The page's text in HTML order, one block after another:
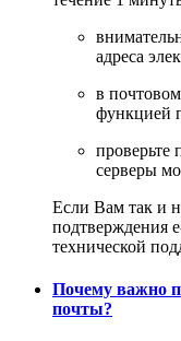
адреса
в
функцией
проверьте
серверы
Если Вам так и
подтверждения
технической
Почему важно
почты?